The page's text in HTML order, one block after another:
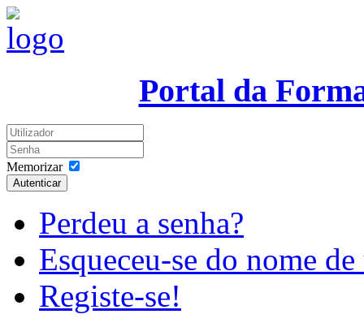
Portal da
Memorizar
Autenticar
Perdeu a senha?
Esqueceu-se do nome
Registe-se!